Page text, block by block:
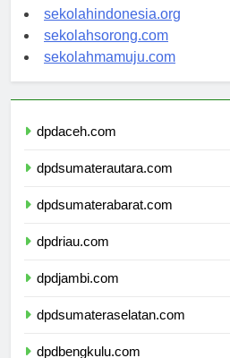
sekolahsalor.com
sekolahindonesia.org
sekolahsorong.com